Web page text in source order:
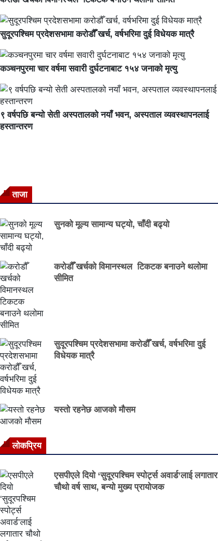
सुदूरपश्चिम प्रदेशसभामा करोडौँ खर्च, वर्षभरिमा दुई विधेयक मात्रै
कञ्चनपुरमा चार वर्षमा सवारी दुर्घटनाबाट १५४ जनाको मृत्यु
९ वर्षपछि बन्यो सेती अस्पतालको नयाँ भवन, अस्पताल व्यवस्थापनलाई
हस्तान्तरण
ताजा
सुनको मूल्य सामान्य घट्यो, चाँदी बढ्यो
करोडौँ खर्चको विमानस्थल टिकटक बनाउने थलोमा
सीमित
सुदूरपश्चिम प्रदेशसभामा करोडौँ खर्च, वर्षभरिमा दुई
विधेयक मात्रै
यस्तो रहनेछ आजको मौसम
लाेकप्रिय
एसपीएले दियो ‘सुदूरपश्चिम स्पोर्ट्स अवार्ड’लाई लगातार
चौथो वर्ष साथ, बन्यो मुख्य प्रायोजक